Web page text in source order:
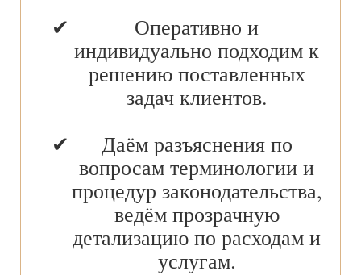
Оперативно и
индивидуально подходим к
решению поставленных
задач клиентов.
Даём разъяснения по
вопросам терминологии и
процедур законодательства,
ведём прозрачную
детализацию по расходам и
услугам.